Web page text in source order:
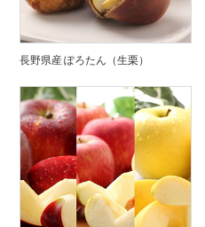
長野県産 ぽろたん（生栗）